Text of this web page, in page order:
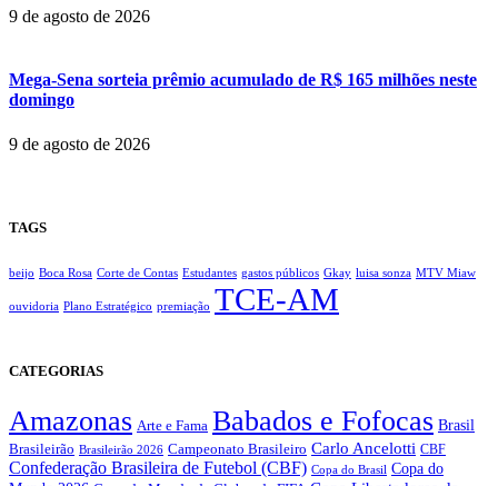
9 de agosto de 2026
Mega-Sena sorteia prêmio acumulado de R$ 165 milhões neste
domingo
9 de agosto de 2026
TAGS
beijo Boca Rosa Corte de Contas Estudantes gastos públicos Gkay luisa sonza MTV Miaw
ouvidoria Plano Estratégico premiação TCE-AM
CATEGORIAS
Amazonas Arte e Fama Babados e Fofocas Brasil
Brasileirão Brasileirão 2026 Campeonato Brasileiro Carlo Ancelotti CBF
Confederação Brasileira de Futebol (CBF) Copa do Brasil Copa do